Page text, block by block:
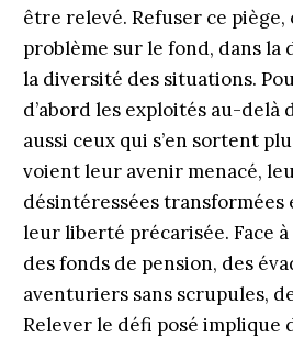
être relevé. Refuser ce piège,
problème sur le fond, dans la
la diversité des situations.
d’abord les exploités au-delà
aussi ceux qui s’en sortent
voient leur avenir menacé,
désintéressées transformées
leur liberté précarisée. Face à
des fonds de pension, des
aventuriers sans scrupules,
Relever le défi posé implique